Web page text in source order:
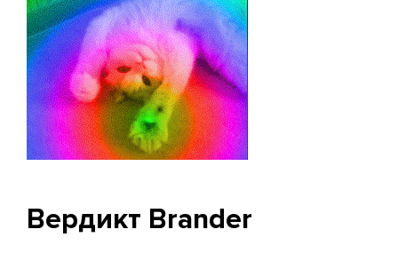
Вердикт Brander